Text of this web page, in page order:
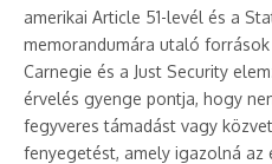
amerikai Article 51-levél és a
memorandumára utaló
Carnegie és a Just Security
érvelés gyenge pontja, hogy
fegyveres támadást vagy
fenyegetést, amely igazolná az